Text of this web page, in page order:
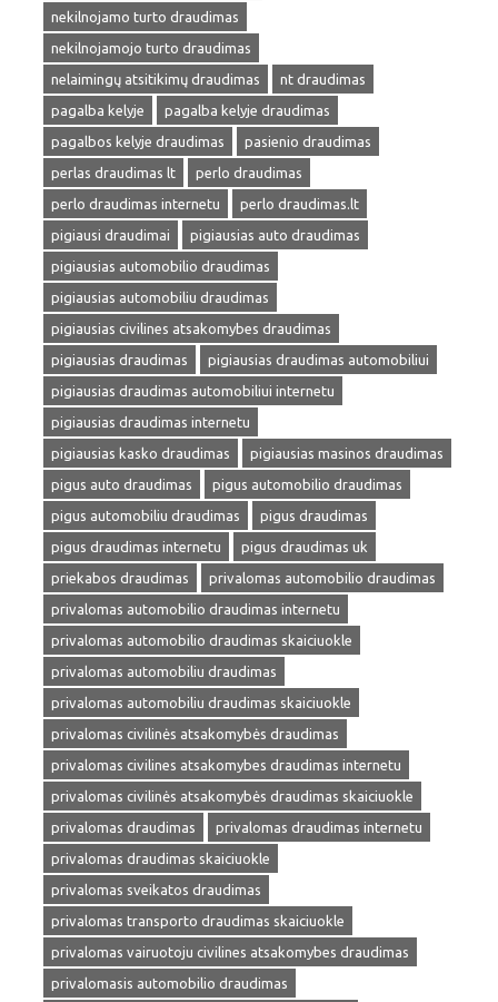
nekilnojamo turto draudimas
nekilnojamojo turto draudimas
nelaimingų atsitikimų draudimas
nt draudimas
pagalba kelyje
pagalba kelyje draudimas
pagalbos kelyje draudimas
pasienio draudimas
perlas draudimas lt
perlo draudimas
perlo draudimas internetu
perlo draudimas.lt
pigiausi draudimai
pigiausias auto draudimas
pigiausias automobilio draudimas
pigiausias automobiliu draudimas
pigiausias civilines atsakomybes draudimas
pigiausias draudimas
pigiausias draudimas automobiliui
pigiausias draudimas automobiliui internetu
pigiausias draudimas internetu
pigiausias kasko draudimas
pigiausias masinos draudimas
pigus auto draudimas
pigus automobilio draudimas
pigus automobiliu draudimas
pigus draudimas
pigus draudimas internetu
pigus draudimas uk
priekabos draudimas
privalomas automobilio draudimas
privalomas automobilio draudimas internetu
privalomas automobilio draudimas skaiciuokle
privalomas automobiliu draudimas
privalomas automobiliu draudimas skaiciuokle
privalomas civilinės atsakomybės draudimas
privalomas civilines atsakomybes draudimas internetu
privalomas civilinės atsakomybės draudimas skaiciuokle
privalomas draudimas
privalomas draudimas internetu
privalomas draudimas skaiciuokle
privalomas sveikatos draudimas
privalomas transporto draudimas skaiciuokle
privalomas vairuotoju civilines atsakomybes draudimas
privalomasis automobilio draudimas